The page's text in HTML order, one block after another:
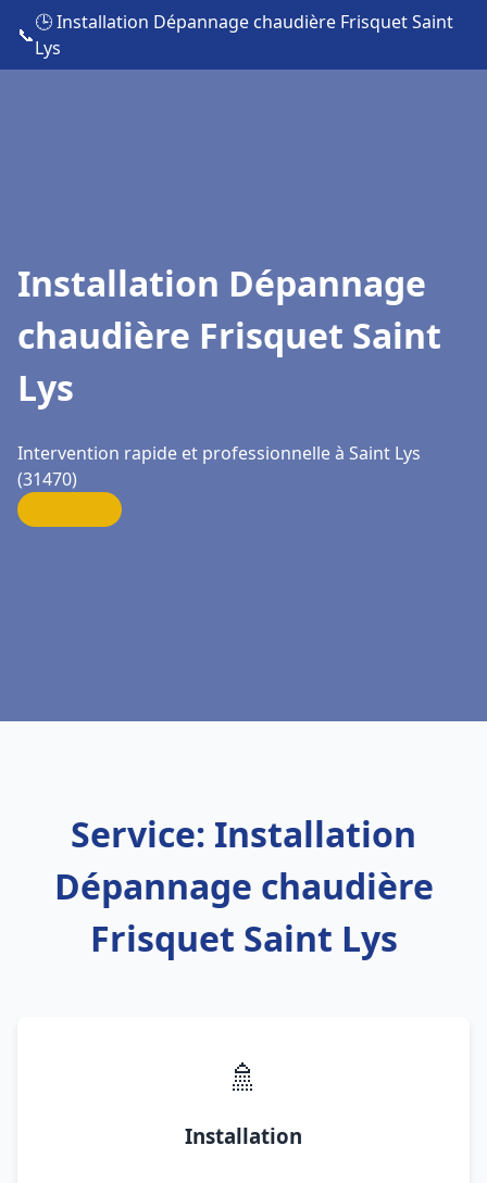
📞
🕒 Installation Dépannage chaudière Frisquet Saint
Lys
Installation Dépannage
chaudière Frisquet Saint
Lys
Intervention rapide et professionnelle à Saint Lys
(31470)
Service: Installation
Dépannage chaudière
Frisquet Saint Lys
🚿
Installation